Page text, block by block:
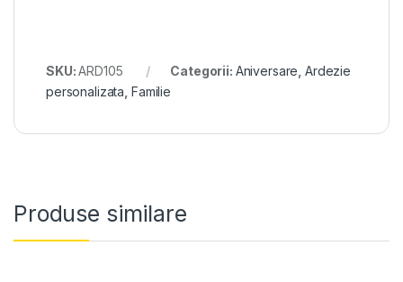
SKU:ARD105 Categorii: Aniversare ,Ardezie
personalizata Familie
Produse similare